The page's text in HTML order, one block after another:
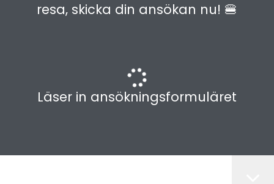
resa, skicka din ansökan nu! 🍔
Läser in ansökningsformuläret